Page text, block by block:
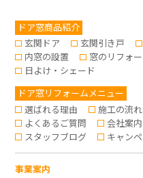
ドア窓商品紹介
玄関ドア
玄関引き戸
内窓の設置
窓のリフォ
日よけ・シェード
ドア窓リフォームメニュー
選ばれる理由
施工の流れ
よくあるご質問
会社案内
スタッフブログ
キャン
事業案内